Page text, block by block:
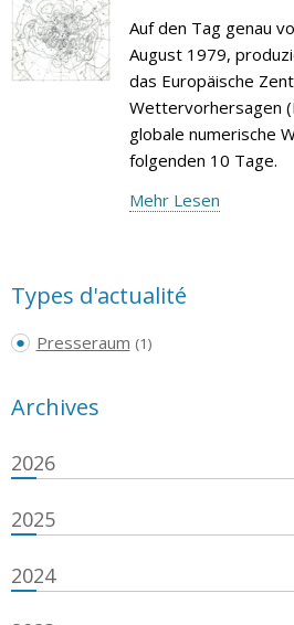
Auf den Tag genau
August 1979,
das Europäische
Wettervorhersagen
globale numerische
folgenden 10 Tage.
Mehr Lesen
Types d'actualité
Presseraum (1)
Archives
2026
2025
2024